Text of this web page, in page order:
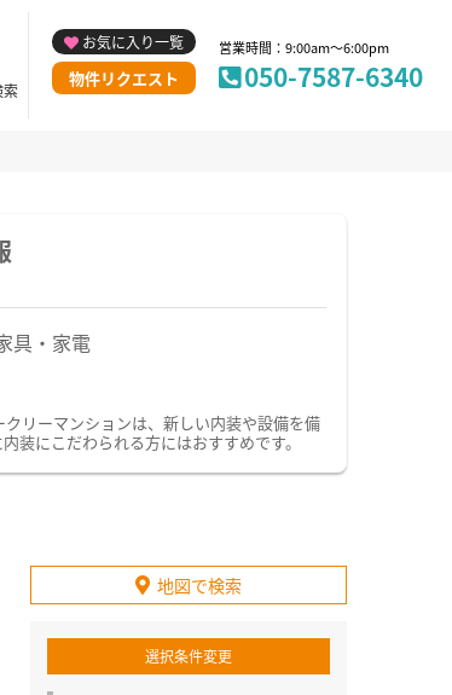
索
お気に入り一覧
物件リクエスト
営業時間：9:00am～6:00pm
050-7587-6340
具・家電
リーマンションは、新しい内装や設備を備
装にこだわられる方にはおすすめです。
地図で検索
選択条件変更